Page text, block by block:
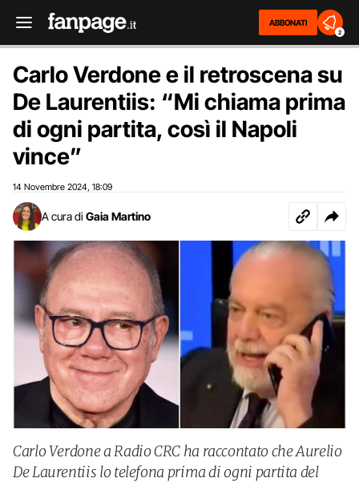
ABBONATI
2
Carlo Verdone e il retroscena su
De Laurentiis: “Mi chiama prima
di ogni partita, così il Napoli
vince”
14 Novembre 2024 18:09
A cura di Gaia Martino
Carlo Verdone a Radio CRC ha raccontato che Aurelio
De Laurentiis lo telefona prima di ogni partita del